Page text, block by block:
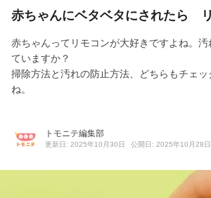
赤ちゃんにベタベタにされたら
赤ちゃんってリモコンが大好きですよね。汚
ていますか？
掃除方法と汚れの防止方法、どちらもチェ
ね。
トモニテ編集部
更新日: 2025年10月30日 公開日: 2025年10月28日